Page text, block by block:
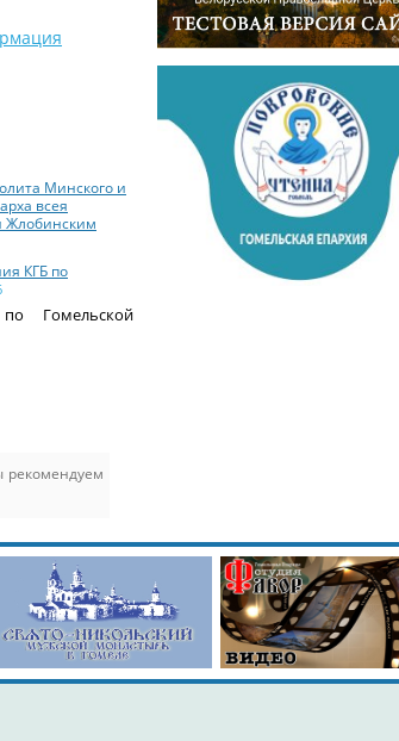
Минского и
всея
Жлобинским
встреча
КГБ по
Гомельской
рекомендуем